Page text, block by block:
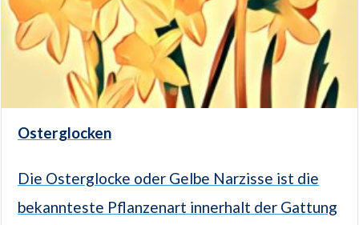
Osterglocken
Die Osterglocke oder Gelbe Narzisse ist die
bekannteste Pflanzenart innerhalt der Gattung